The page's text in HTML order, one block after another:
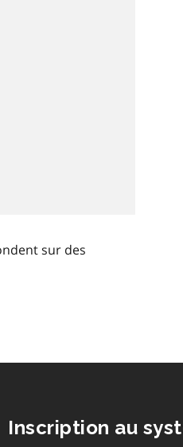
sur des
Inscription au